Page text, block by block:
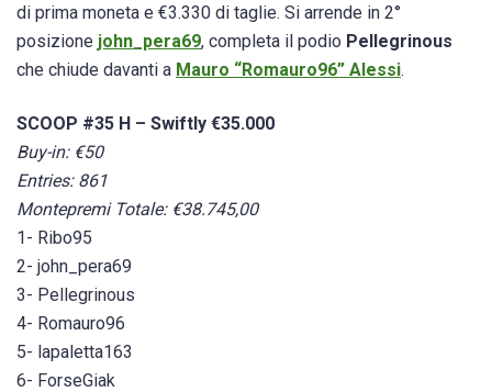
di prima moneta e €3.330 di taglie. Si arrende in 2°
posizione john_pera69, completa il podio Pellegrinous
che chiude davanti a Mauro “Romauro96” Alessi.
SCOOP #35 H – Swiftly €35.000
Buy-in: €50
Entries: 861
Montepremi Totale: €38.745,00
1- Ribo95
2- john_pera69
3- Pellegrinous
4- Romauro96
5- lapaletta163
6- ForseGiak